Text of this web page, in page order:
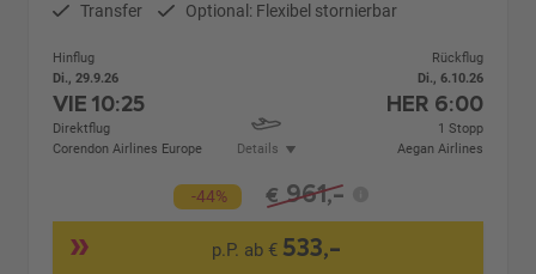
Transfer Optional: Flexibel stornierbar
Hinflug
Di., 29.9.26
VIE10:25
Direktflug
Corendon Airlines Europe
Details
Rückflug
Di., 6.10.26
HER 6:00
1 Stopp
Aegan Airlines
-44% € 961,-
p.P. ab € 533,-